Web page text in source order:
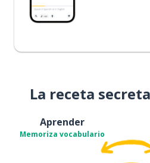
La receta
Aprender
Memoriza vocabulario